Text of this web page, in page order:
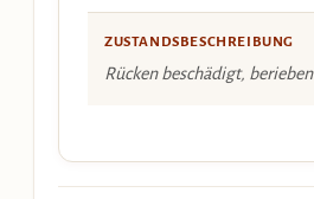
ZUSTANDSBESCHREIBUNG
Rücken beschädigt, berieben